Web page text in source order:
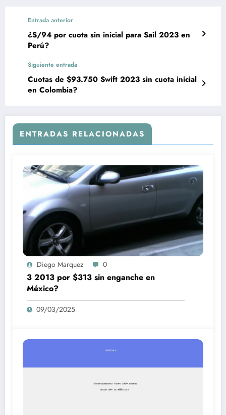
Entrada anterior
¿S/94 por cuota sin inicial para Sail 2023 en
Perú?
Siguiente entrada
Cuotas de $93.750 Swift 2023 sin cuota inicial
en Colombia?
ENTRADAS RELACIONADAS
Diego Marquez 0
3 2013 por $313 sin enganche en
México?
09/03/2025